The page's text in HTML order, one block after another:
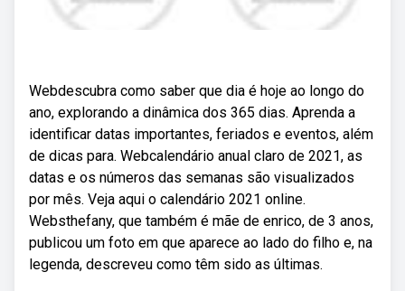
Webdescubra como saber que dia é hoje ao longo do
ano, explorando a dinâmica dos 365 dias. Aprenda a
identificar datas importantes, feriados e eventos, além
de dicas para. Webcalendário anual claro de 2021, as
datas e os números das semanas são visualizados
por mês. Veja aqui o calendário 2021 online.
Websthefany, que também é mãe de enrico, de 3 anos,
publicou um foto em que aparece ao lado do filho e, na
legenda, descreveu como têm sido as últimas.